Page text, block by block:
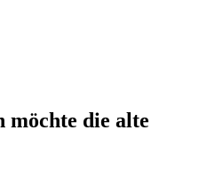
die alte